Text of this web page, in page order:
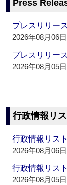
Press
プレスリリー
2026年08月06
プレスリリー
2026年08月05
行政情報リ
行政情報リス
2026年08月06
行政情報リス
2026年08月05